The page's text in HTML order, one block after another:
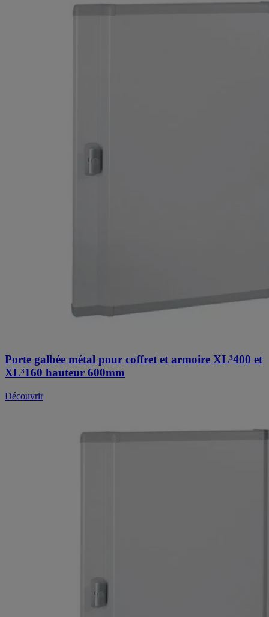
Porte galbée métal pour coffret et armoire XL³400 et
XL³160 hauteur 600mm
Découvrir